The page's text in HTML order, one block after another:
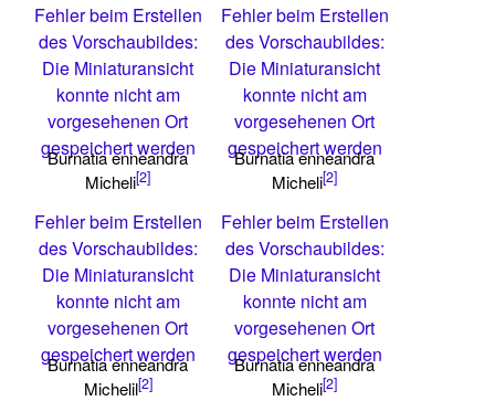
Fehler beim Erstellen
des Vorschaubildes:
Die Miniaturansicht
konnte nicht am
vorgesehenen Ort
gespeichert werden
Burnatia enneandra
Micheli[2]
Fehler beim Erstellen
des Vorschaubildes:
Die Miniaturansicht
konnte nicht am
vorgesehenen Ort
gespeichert werden
Burnatia enneandra
Micheli[2]
Fehler beim Erstellen
des Vorschaubildes:
Die Miniaturansicht
konnte nicht am
vorgesehenen Ort
gespeichert werden
Burnatia enneandra
Michelil[2]
Fehler beim Erstellen
des Vorschaubildes:
Die Miniaturansicht
konnte nicht am
vorgesehenen Ort
gespeichert werden
Burnatia enneandra
Micheli[2]